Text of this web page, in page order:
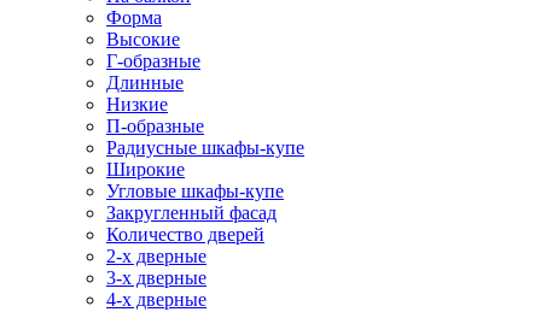
Форма
Высокие
Г-образные
Длинные
Низкие
П-образные
Радиусные шкафы-купе
Широкие
Угловые шкафы-купе
Закругленный фасад
Количество дверей
2-х дверные
3-х дверные
4-х дверные